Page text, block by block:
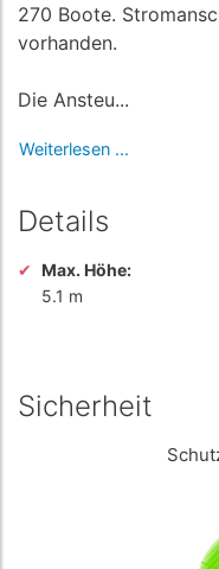
270 Boote.
vorhanden.
Die Ansteu...
Weiterlesen ...
Details
Max. Höhe:
5.1 m
Sicherheit